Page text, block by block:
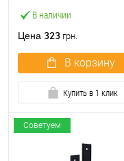
В наличии
Цена 323 грн.
В корзину
Купить в 1 клик
Советуем